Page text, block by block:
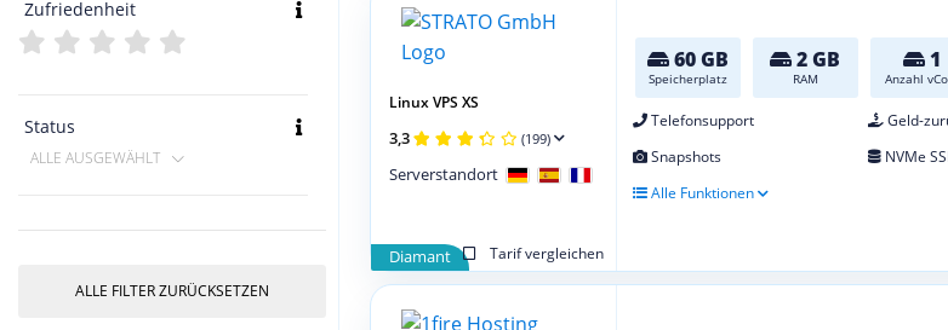
Zufriedenheit
Status
ALLE AUSGEWÄHLT
ALLE FILTER ZURÜCKSETZEN
60 GB
Speicherplatz
2 GB
RAM
1
Anzahl
Telefonsupport
Geld-
Snapshots
NVMe
Alle Funktionen
Diamant Tarif vergleichen
Linux VPS XS
3,3 (199)
Serverstandort